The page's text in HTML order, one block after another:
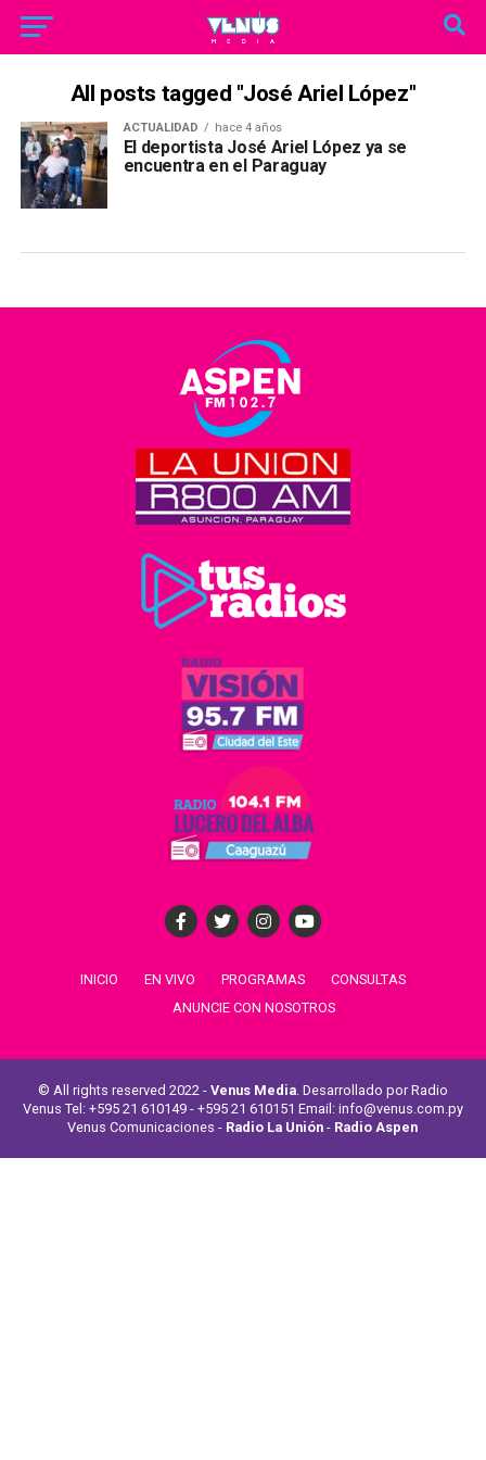
All posts tagged "José Ariel López"
ACTUALIDAD hace 4 años
El deportista José Ariel López ya se
encuentra en el Paraguay
INICIO EN VIVO PROGRAMAS
CONSULTAS
ANUNCIE CON NOSOTROS
© All rights reserved 2022 - Venus Media. Desarrollado por Radio
Venus Tel: +595 21 610149 - +595 21 610151 Email: info@venus.com.py
Venus Comunicaciones - Radio La Unión - Radio Aspen